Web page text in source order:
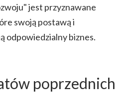
jest przyznawane
swoją postawą i
odpowiedzialny biznes.
poprzednich